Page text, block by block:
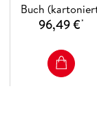
Buch
96,49 €*